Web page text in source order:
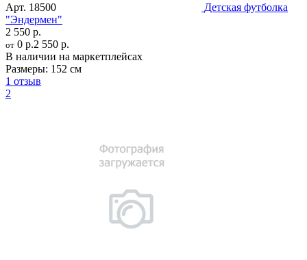
Арт. 18500
Детская футболка
"Эндермен"
2 550 р.
от 0 р.2 550 р.
В наличии на маркетплейсах
Размеры: 152 см
1 отзыв
2